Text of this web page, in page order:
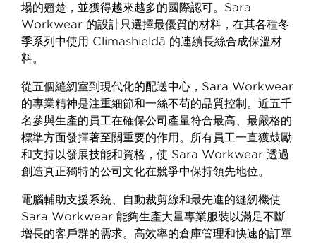
場的翹楚，並獲得越來越多的國際認可。Sara
Workwear 的設計只選擇最優質的材料，在其各種冬
季系列中使用 Climashieldâ 的連續長絲合成保溫材
料。
從五個縫紉室到現代化的配送中心，Sara Workwear
的專業精神是注重細節和一絲不苟的品質控制。近五千
名參與生產的員工在確保公司產量符合最高、最嚴格的
標準方面發揮著至關重要的作用。所有員工一直獲鼓勵
和支持以發展技能和資格，使 Sara Workwear 透過
創造真正獨特的公司文化在競爭中保持領先地位。
電腦輔助支援系統、自動裁剪線和最先進的縫紉機使
Sara Workwear 能夠生產大量專業服裝以滿足不斷
增長的客戶群的需求。高效率的倉庫管理和快速的訂單